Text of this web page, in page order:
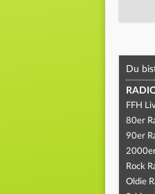
Du
FFH
80er
90er
Rock
Oldie